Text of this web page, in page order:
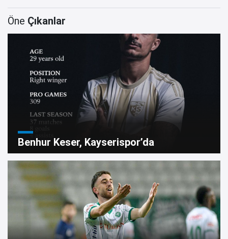
Öne Çıkanlar
Benhur Keser, Kayserispor’da